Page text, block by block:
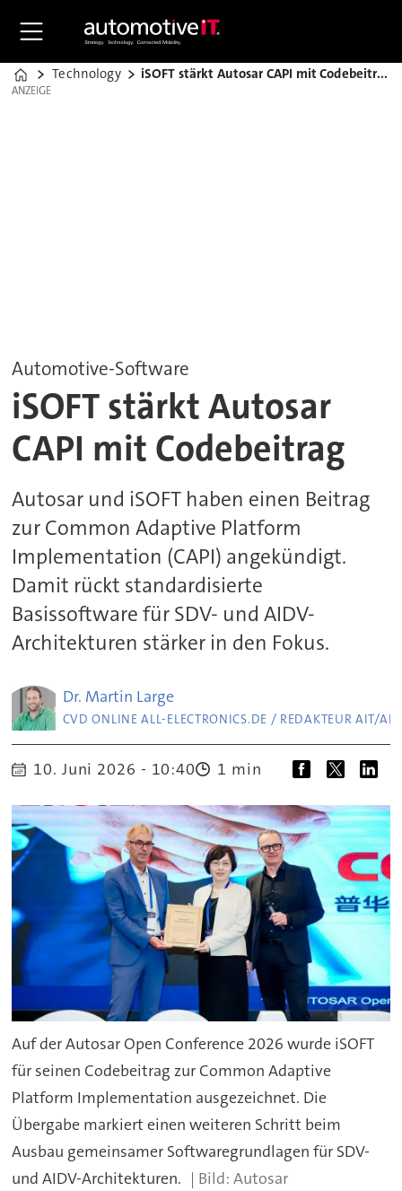
Home
Technology iSOFT stärkt Autosar CAPI mit Codebeitrag
ANZEIGE
ANZEIGE
Automotive-Software
iSOFT stärkt Autosar
CAPI mit Codebeitrag
Autosar und iSOFT haben einen Beitrag
zur Common Adaptive Platform
Implementation (CAPI) angekündigt.
Damit rückt standardisierte
Basissoftware für SDV- und AIDV-
Architekturen stärker in den Fokus.
Dr. Martin Large
CVD ONLINE ALL-ELECTRONICS.DE / REDAKTEUR AIT/AP
10. Juni 2026 - 10:40 1 min
Auf der Autosar Open Conference 2026 wurde iSOFT
für seinen Codebeitrag zur Common Adaptive
Platform Implementation ausgezeichnet. Die
Übergabe markiert einen weiteren Schritt beim
Ausbau gemeinsamer Softwaregrundlagen für SDV-
und AIDV-Architekturen.
Autosar